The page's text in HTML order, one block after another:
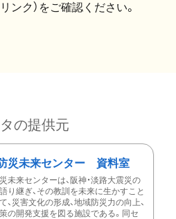
ンク）をご確認ください。
の提供元
災未来センター 資料室
未来センターは、阪神・淡路大震災の
り継ぎ、その教訓を未来に生かすこと
、災害文化の形成、地域防災力の向上、
の開発支援を図る施設である。同セ